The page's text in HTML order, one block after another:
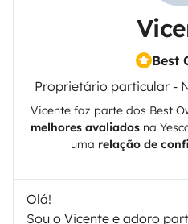
Best
Proprietário particular -
Vicente faz parte dos Best
melhores avaliados na
uma relação de
Olá!
Sou o Vicente e adoro